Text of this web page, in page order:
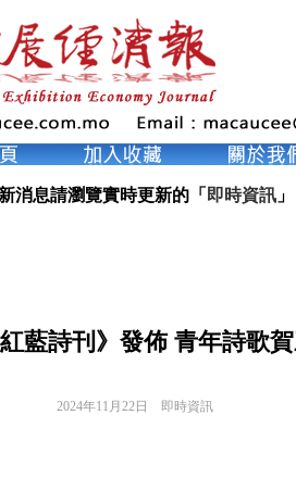
消息請瀏覽實時更新的「 即時資訊 」
藍詩刊》發佈 青年詩歌
2024年11月22日 即時資訊